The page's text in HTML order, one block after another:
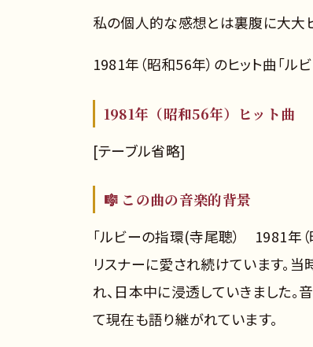
私の個人的な感想とは裏腹に大大ヒ
1981年（昭和56年）のヒット曲「ル
1981年（昭和56年）ヒット曲
[テーブル省略]
🎼 この曲の音楽的背景
「ルビーの指環(寺尾聰） 1981年
リスナーに愛され続けています。
れ、日本中に浸透していきました
て現在も語り継がれています。